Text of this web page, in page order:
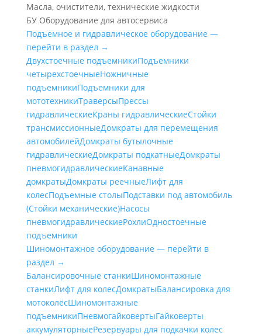
Масла, очистители, технические жидкости
БУ Оборудование для автосервиса
Подъемное и гидравлическое оборудование —
перейти в раздел →
Двухстоечные подъемникиПодъемники
четырехстоечныеНожничные
подъемникиПодъемники для
мототехникиТраверсыПрессы
гидравлическиеКраны гидравлическиеСтойки
трансмиссионныеДомкраты для перемещения
автомобилейДомкраты бутылочные
гидравлическиеДомкраты подкатныеДомкраты
пневмогидравлическиеКанавные
домкратыДомкраты реечныеЛифт для
колесПодъемные столыПодставки под автомобиль
(Стойки механические)Насосы
пневмогидравлическиеРохлиОдностоечные
подъемники
Шиномонтажное оборудование — перейти в
раздел →
Балансировочные станкиШиномонтажные
станкиЛифт для колесДомкратыБалансировка для
мотоколёсШиномонтажные
подъемникиПневмогайковертыГайковерты
аккумуляторныеРезервуары для подкачки колес